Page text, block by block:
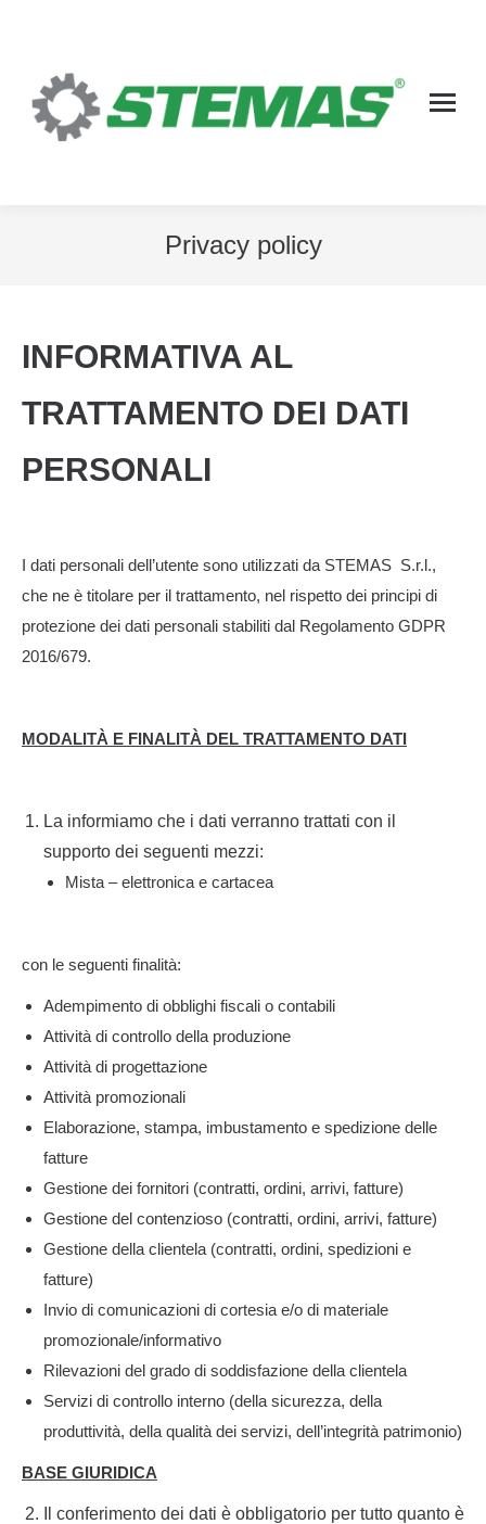
Privacy policy
INFORMATIVA AL
TRATTAMENTO DEI DATI
PERSONALI
I dati personali dell’utente sono utilizzati da STEMAS S.r.l.,
che ne è titolare per il trattamento, nel rispetto dei principi di
protezione dei dati personali stabiliti dal Regolamento GDPR
2016/679.
MODALITÀ E FINALITÀ DEL TRATTAMENTO DATI
La informiamo che i dati verranno trattati con il
supporto dei seguenti mezzi:
Mista – elettronica e cartacea
con le seguenti finalità:
Adempimento di obblighi fiscali o contabili
Attività di controllo della produzione
Attività di progettazione
Attività promozionali
Elaborazione, stampa, imbustamento e spedizione delle
fatture
Gestione dei fornitori (contratti, ordini, arrivi, fatture)
Gestione del contenzioso (contratti, ordini, arrivi, fatture)
Gestione della clientela (contratti, ordini, spedizioni e
fatture)
Invio di comunicazioni di cortesia e/o di materiale
promozionale/informativo
Rilevazioni del grado di soddisfazione della clientela
Servizi di controllo interno (della sicurezza, della
produttività, della qualità dei servizi, dell’integrità patrimonio)
BASE GIURIDICA
Il conferimento dei dati è obbligatorio per tutto quanto è